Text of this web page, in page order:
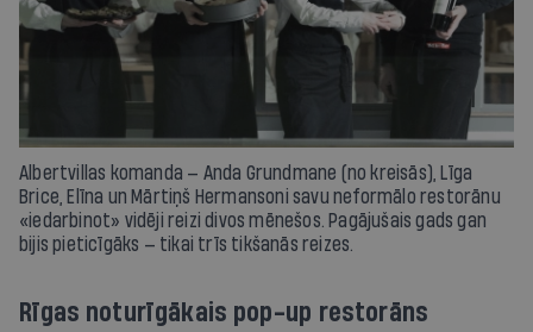
Albertvillas komanda — Anda Grundmane (no kreisās), Līga
Brice, Elīna un Mārtiņš Hermansoni savu neformālo restorānu
«iedarbinot» vidēji reizi divos mēnešos. Pagājušais gads gan
bijis pieticīgāks — tikai trīs tikšanās reizes.
Rīgas noturīgākais pop-up restorāns